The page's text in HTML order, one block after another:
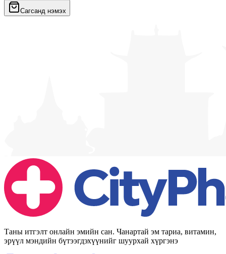
Сагсанд нэмэх
Таны итгэлт онлайн эмийн сан. Чанартай эм тариа, витамин,
эрүүл мэндийн бүтээгдэхүүнийг шуурхай хүргэнэ